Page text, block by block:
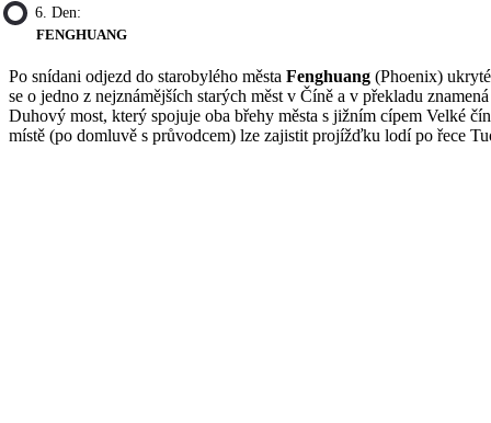
6. Den:
FENGHUANG
Po snídani odjezd do starobylého města Fenghuang (Phoenix)
se o jedno z nejznámějších starých měst v Číně a v překladu
Duhový most, který spojuje oba břehy města s jižním cípem Velké
místě (po domluvě s průvodcem) lze zajistit projížďku lodí po řece